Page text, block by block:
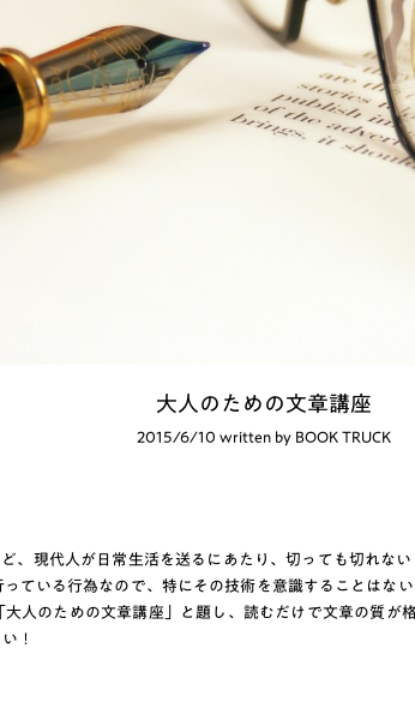
大人のための文章講座
2015/6/10 written by BOOK TRUCK
、現代人が日常生活を送るにあたり、切っても切れな
ている行為なので、特にその技術を意識することはな
大人のための文章講座」と題し、読むだけで文章の質が
！